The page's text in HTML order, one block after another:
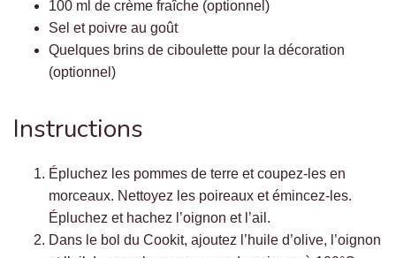
100 ml de crème fraîche (optionnel)
Sel et poivre au goût
Quelques brins de ciboulette pour la décoration
(optionnel)
Instructions
Épluchez les pommes de terre et coupez-les en
morceaux. Nettoyez les poireaux et émincez-les.
Épluchez et hachez l’oignon et l’ail.
Dans le bol du Cookit, ajoutez l’huile d’olive, l’oignon